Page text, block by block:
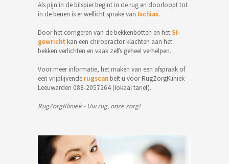
Als pijn in de bilspier begint in de rug en doorloopt tot
in de benen is er wellicht sprake van Ischias.
Door het corrigeren van de bekkenbotten en hetSI-
gewricht kan een chiropractor klachten aan het
bekken verlichten en vaak zelfs geheel verhelpen.
Voor meer informatie, het maken van een afspraak of
een vrijblijvende rugscan belt u voor RugZorgKliniek
Leeuwarden 088-2057264 (lokaal tarief).
RugZorgKliniek - Uw rug, onze zorg!